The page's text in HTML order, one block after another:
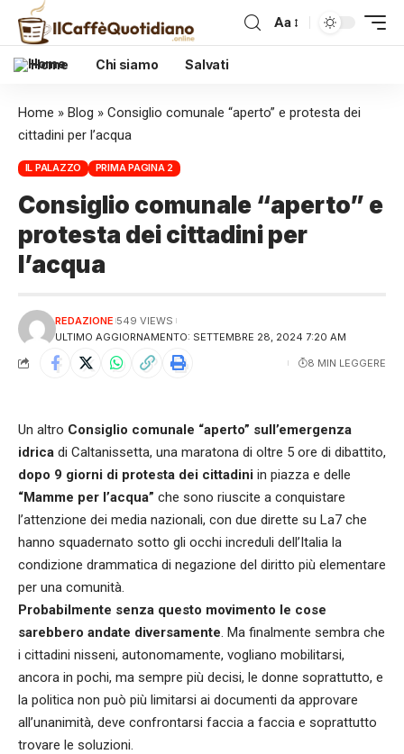
Aa
Home Chi siamo Salvati
Home » Blog » Consiglio comunale “aperto” e protesta dei
cittadini per l’acqua
IL PALAZZO PRIMA PAGINA 2
Consiglio comunale “aperto” e
protesta dei cittadini per
l’acqua
ULTIMO AGGIORNAMENTO: SETTEMBRE 28, 2024 7:20 AM
REDAZIONE 549 VIEWS
8 MIN LEGGERE
Un altro Consiglio comunale “aperto” sull’emergenza
idrica di Caltanissetta, una maratona di oltre 5 ore di dibattito,
dopo 9 giorni di protesta dei cittadini in piazza e delle
“Mamme per l’acqua” che sono riuscite a conquistare
l’attenzione dei media nazionali, con due dirette su La7 che
hanno squadernato sotto gli occhi increduli dell’Italia la
condizione drammatica di negazione del diritto più elementare
per una comunità.
Probabilmente senza questo movimento le cose
sarebbero andate diversamente . Ma finalmente sembra che
i cittadini nisseni, autonomamente, vogliano mobilitarsi,
ancora in pochi, ma sempre più decisi, le donne soprattutto, e
la politica non può più limitarsi ai documenti da approvare
all’unanimità, deve confrontarsi faccia a faccia e soprattutto
trovare le soluzioni.